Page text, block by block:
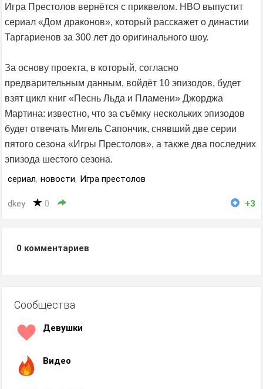
Игра Престолов вернётся с приквелом. HBO выпустит
сериал «Дом драконов», который расскажет о династии
Таргариенов за 300 лет до оригинального шоу.
За основу проекта, в который, согласно
предварительным данным, войдёт 10 эпизодов, будет
взят цикл книг «Песнь Льда и Пламени» Джорджа
Мартина: известно, что за съёмку нескольких эпизодов
будет отвечать Мигель Сапончик, снявший две серии
пятого сезона «Игры Престолов», а также два последних
эпизода шестого сезона.
сериал, новости, Игра престолов
dkey 0 +3
0 комментариев
Сообщества
Девушки
Видео